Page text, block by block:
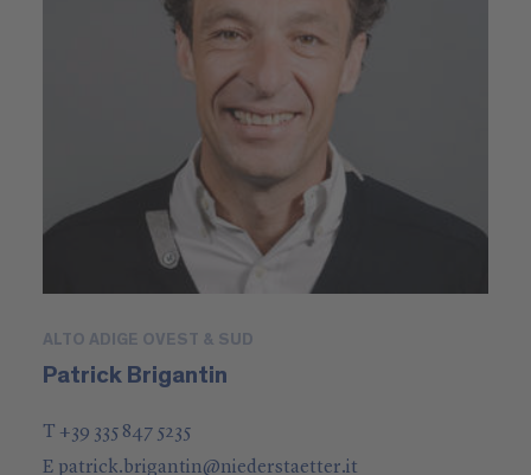
ALTO ADIGE OVEST & SUD
Patrick Brigantin
T +39 335 847 5235
E patrick.brigantin@niederstaetter.it